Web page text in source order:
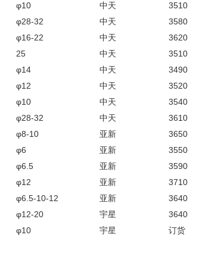
φ10 中天
3510
φ28-32 中天
3580
φ16-22 中天
3620
25 中天
3510
φ14 中天
3490
φ12 中天
3520
φ10 中天
3540
φ28-32 中天
3610
φ8-10 亚新
3650
φ6 亚新
3550
φ6.5 亚新
3590
φ12 亚新
3710
φ6.5-10-12 亚新
3640
φ12-20 宇星
3640
φ10 宇星 订货